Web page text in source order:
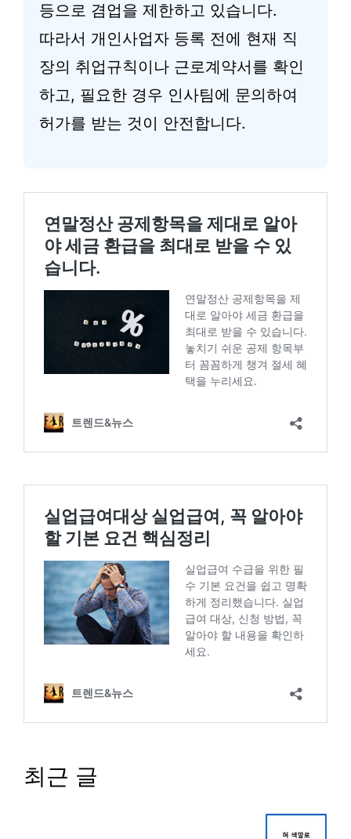
등으로 겸업을 제한하고 있습니다.
따라서 개인사업자 등록 전에 현재 직
장의 취업규칙이나 근로계약서를 확인
하고, 필요한 경우 인사팀에 문의하여
허가를 받는 것이 안전합니다.
최근 글